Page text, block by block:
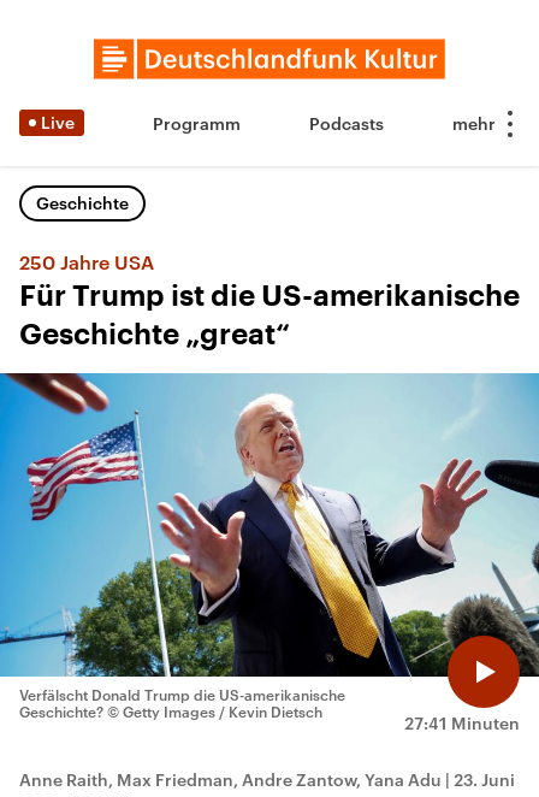
Live Programm Podcasts
Geschichte
250 Jahre USA
Für Trump ist die US-amerikanische
Geschichte „great“
27:41 Minuten
Verfälscht Donald Trump die US-amerikanische
Geschichte? © Getty Images / Kevin Dietsch
Anne Raith, Max Friedman, Andre Zantow, Yana Adu | 23. Juni